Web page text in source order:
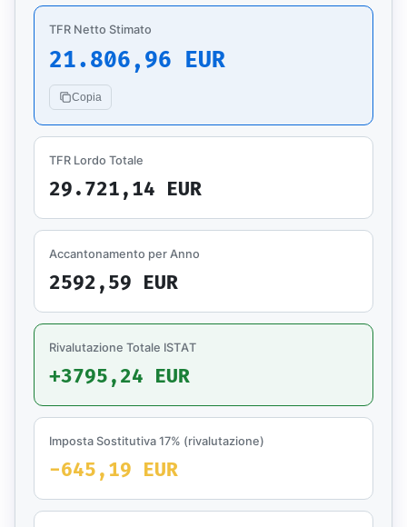
TFR Netto Stimato
21.806,96 EUR
Copia
TFR Lordo Totale
29.721,14 EUR
Accantonamento per Anno
2592,59 EUR
Rivalutazione Totale ISTAT
+3795,24 EUR
Imposta Sostitutiva 17% (rivalutazione)
-645,19 EUR